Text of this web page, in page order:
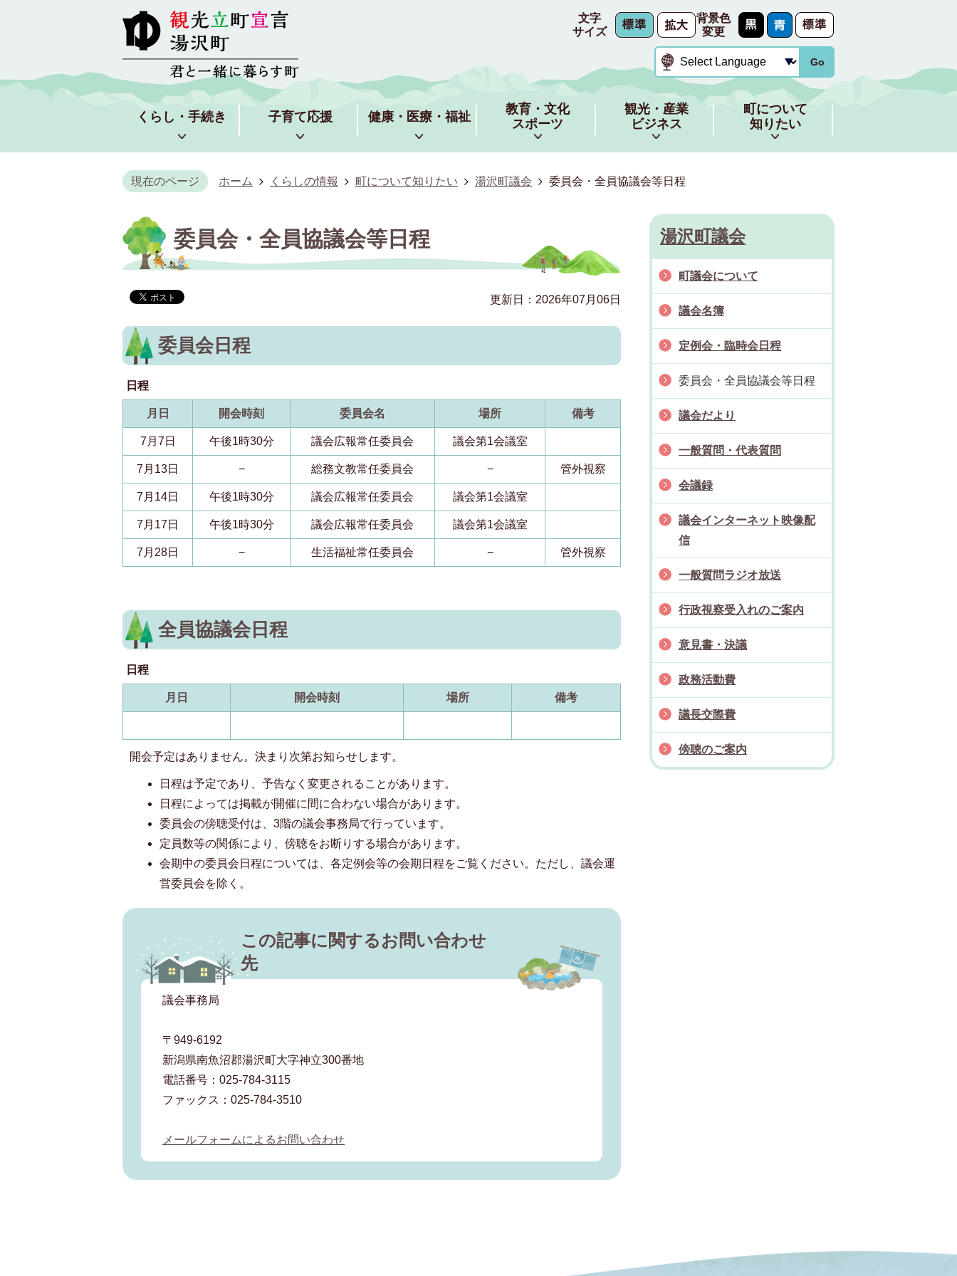
文字
サイズ
背景色
変更
Go
くらし・手続き 子育て応援 健康・医療・福祉
教育・文化
スポーツ
観光・産業
ビジネス
町について
知りたい
現在のページ ホーム くらしの情報 町について知りたい 湯沢町議会 委員会・全員協議会等日程
委員会・全員協議会等日程
更新日：2026年07月06日
委員会日程
日程
月日 開会時刻 委員会名 場所 備考
7月7日 午後1時30分 議会広報常任委員会 議会第1会議室
7月13日 − 総務文教常任委員会 − 管外視察
7月14日 午後1時30分 議会広報常任委員会 議会第1会議室
7月17日 午後1時30分 議会広報常任委員会 議会第1会議室
7月28日 − 生活福祉常任委員会 − 管外視察
全員協議会日程
日程
月日 開会時刻 場所 備考
開会予定はありません。決まり次第お知らせします。
日程は予定であり、予告なく変更されることがあります。
日程によっては掲載が開催に間に合わない場合があります。
委員会の傍聴受付は、3階の議会事務局で行っています。
定員数等の関係により、傍聴をお断りする場合があります。
会期中の委員会日程については、各定例会等の会期日程をご覧ください。ただし、議会運
営委員会を除く。
この記事に関するお問い合わせ
先
議会事務局
〒949-6192
新潟県南魚沼郡湯沢町大字神立300番地
電話番号：025-784-3115
ファックス：025-784-3510
メールフォームによるお問い合わせ
湯沢町議会
町議会について
議会名簿
定例会・臨時会日程
委員会・全員協議会等日程
議会だより
一般質問・代表質問
会議録
議会インターネット映像配
信
一般質問ラジオ放送
行政視察受入れのご案内
意見書・決議
政務活動費
議長交際費
傍聴のご案内